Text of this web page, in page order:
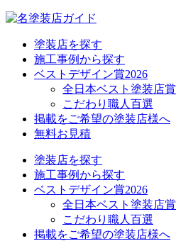
塗装店を探す
施工事例から探す
ベストデザイン賞2026
全日本ベスト塗装店賞
こだわり職人百選
掲載をご希望の塗装店様へ
無料お見積
塗装店を探す
施工事例から探す
ベストデザイン賞2026
全日本ベスト塗装店賞
こだわり職人百選
掲載をご希望の塗装店様へ